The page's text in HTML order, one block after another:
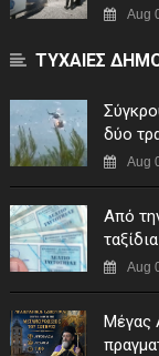
Aug
ΤΥΧΑΙΕΣ
δύο
Aug
Από
Aug
Μέγας